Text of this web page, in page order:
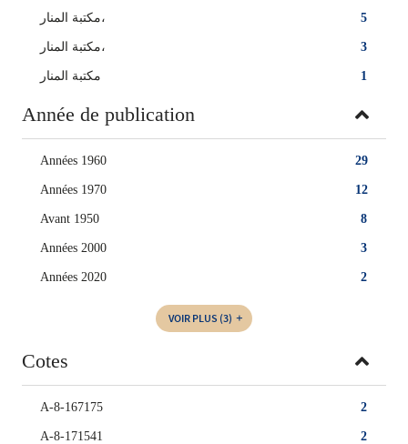
5 مكتبة المنار‏،
3 ‏مكتبة المنار‏،
1 مكتبة المنار
Année de publication
29
Années 1960
12
Années 1970
8
Avant 1950
3
Années 2000
2
Années 2020
VOIR PLUS (3)
Cotes
2
A-8-167175
2
A-8-171541